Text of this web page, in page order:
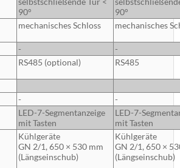
90°
90°
mechanisches Schloss
mechanisches
-
-
RS485 (optional) RS485
-
-
LED-7-Segmentanzeige
mit Tasten
LED-7-
mit Tasten
Kühlgeräte
GN 2/1, 650 × 530 mm
(Längseinschub)
Kühlgeräte
GN 2/1, 650 ×
(Längseinschub)